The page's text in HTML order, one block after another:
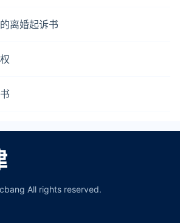
离婚起诉书
All rights reserved.